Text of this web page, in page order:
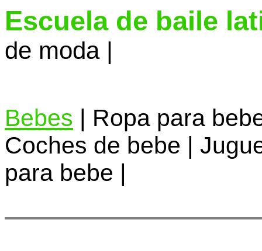
Escuela de baile
de moda |
Bebes | Ropa para
Coches de bebe |
para bebe |